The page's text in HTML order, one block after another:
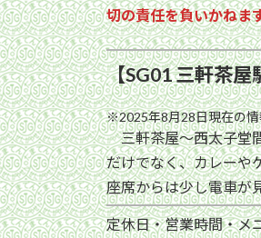
切の責任を負いかねま
【SG01 三軒茶屋
※2025年8月28日現在の情
三軒茶屋〜西太子堂間
だけでなく、カレーや
座席からは少し電車が
定休日・営業時間・メ